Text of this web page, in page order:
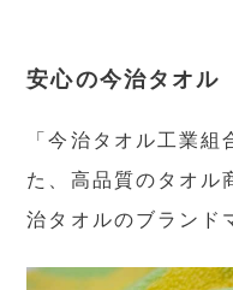
安心の今治タオル
「今治タオル工業
た、高品質のタオル
治タオルのブランド